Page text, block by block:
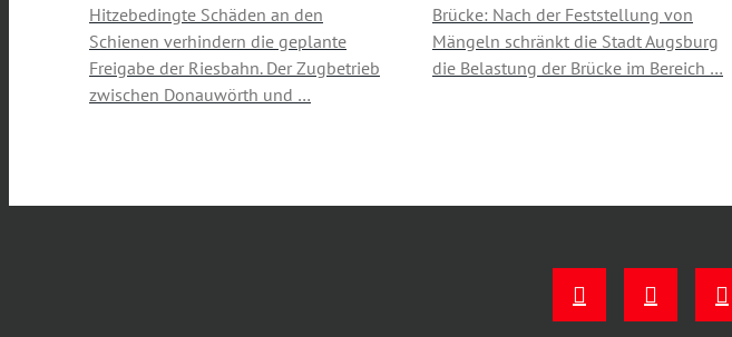
Hitzebedingte Schäden an den
Schienen verhindern die geplante
Freigabe der Riesbahn. Der Zugbetrieb
zwischen Donauwörth und …
Brücke: Nach der Feststellung von
Mängeln schränkt die Stadt Augsburg
die Belastung der Brücke im Bereich …